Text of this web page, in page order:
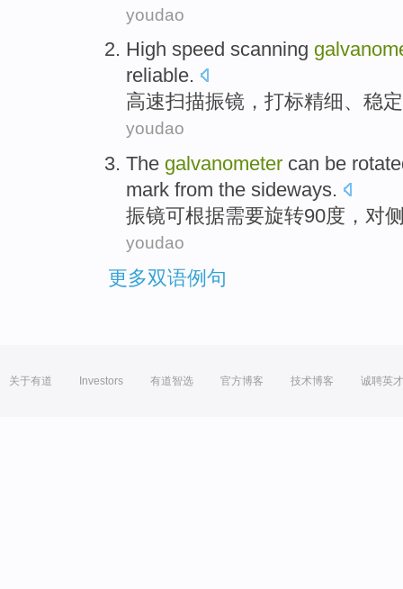
youdao
High speed scanning
reliable.
高速扫描振镜 ， 打标精细 、 稳定
youdao
The galvanometer can be
mark from the sideways.
振镜可根据需要旋转90度 ， 对
youdao
更多双语例句
关于有道 Investors 有道智选 官方博客 技术博客 诚聘英才